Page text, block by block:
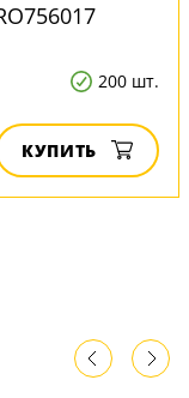
200 шт.
КУПИТЬ